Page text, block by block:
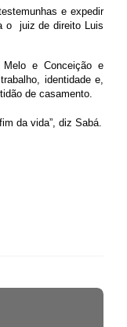
e expedir
o juiz de direito Luis
e Conceição e
identidade e,
de casamento.
da vida”, diz Sabá.